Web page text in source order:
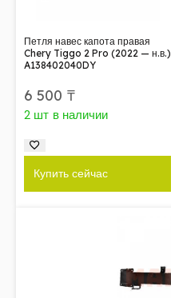
Петля навес капота правая
Chery Tiggo 2 Pro (2022 — н.в.)
A138402040DY
6 500 ₸
2 шт в наличии
Купить сейчас